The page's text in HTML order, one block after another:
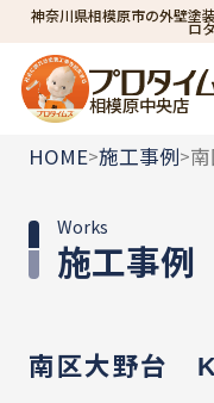
神奈川県相模原市の外壁塗
ロ
相模原中央店
HOME>施工事例>
施工事例
Works
南区大野台